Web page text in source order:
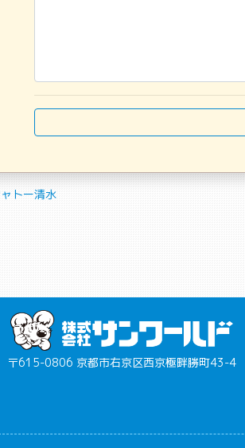
稿ナビゲーション
トー清水
〒615-0806 京都市右京区西京極畔勝町43-4